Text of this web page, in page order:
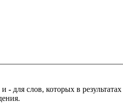
и - для слов, которых в